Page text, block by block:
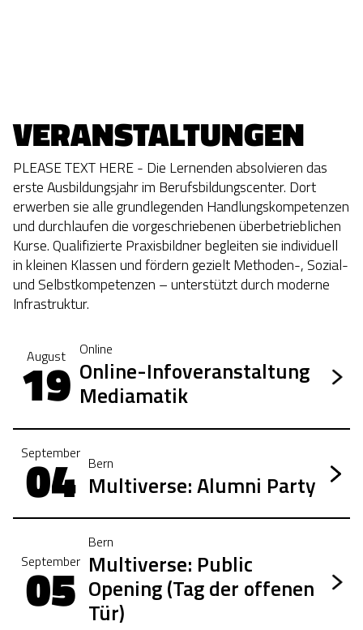
VERANSTALTUNGEN
PLEASE TEXT HERE - Die Lernenden absolvieren das
erste Ausbildungsjahr im Berufsbildungscenter. Dort
erwerben sie alle grundlegenden Handlungskompetenzen
und durchlaufen die vorgeschriebenen überbetrieblichen
Kurse. Qualifizierte Praxisbildner begleiten sie individuell
in kleinen Klassen und fördern gezielt Methoden-, Sozial-
und Selbstkompetenzen – unterstützt durch moderne
Infrastruktur.
August
19
Online
Online-Infoveranstaltung
Mediamatik
September
04 Bern
Multiverse: Alumni Party
September
05
Bern
Multiverse: Public
Opening (Tag der offenen
Tür)